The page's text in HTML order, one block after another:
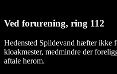
Ved forurening, ring 112
Hedensted Spildevand hæfter ikke
kloakmester, medmindre der
aftale herom.